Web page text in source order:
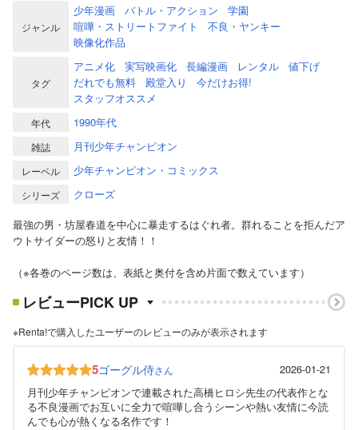
ジャンル
少年漫画 バトル・アクション
学園
喧嘩・ストリートファイト
不良・ヤンキー
映像化作品
タグ
アニメ化 実写映画化 長編漫画 レンタル
値下げ
だれでも無料
殿堂入り
今だけお得!
スタッフオススメ
年代 1990年代
雑誌 月刊少年チャンピオン
レーベル 少年チャンピオン・コミックス
シリーズ
クローズ
最強の男・坊屋春道を中心に暴走するはぐれ者。群れることを拒んだア
ウトサイダーの怒りと友情！！
（※各巻のページ数は、表紙と奥付を含め片面で数えています）
レビューPICK UP
※Renta!で購入したユーザーのレビューのみが表示されます
5ゴーグル侍さん
2026-01-21
月刊少年チャンピオンで連載された高橋ヒロシ先生の代表作とな
る不良漫画でお互いに全力で喧嘩し合うシーンや熱い友情に今読
んでも心が熱くなる名作です！